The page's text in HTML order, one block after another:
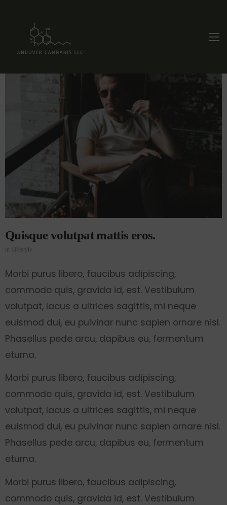
Quisque volutpat mattis eros.
in Lifestyle
Morbi purus libero, faucibus adipiscing,
commodo quis, gravida id, est. Vestibulum
volutpat, lacus a ultrices sagittis, mi neque
euismod dui, eu pulvinar nunc sapien ornare nisl.
Phasellus pede arcu, dapibus eu, fermentum
eturna.
Morbi purus libero, faucibus adipiscing,
commodo quis, gravida id, est. Vestibulum
volutpat, lacus a ultrices sagittis, mi neque
euismod dui, eu pulvinar nunc sapien ornare nisl.
Phasellus pede arcu, dapibus eu, fermentum
eturna.
Morbi purus libero, faucibus adipiscing,
commodo quis, gravida id, est. Vestibulum